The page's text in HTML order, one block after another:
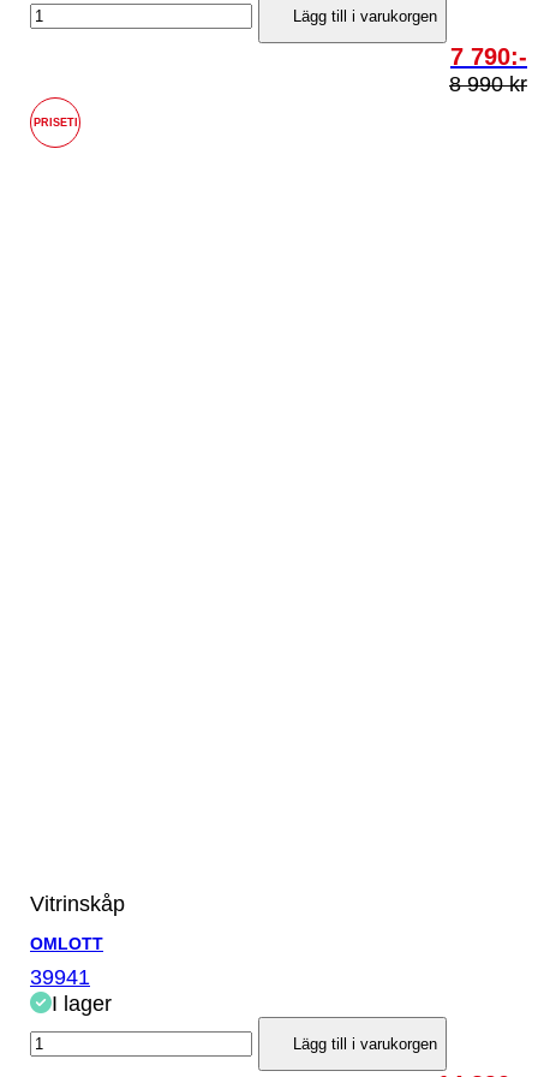
Lägg till i varukorgen
7 790:-
8 990 kr
PRISETI
Vitrinskåp
OMLOTT
39941
I lager
Lägg till i varukorgen